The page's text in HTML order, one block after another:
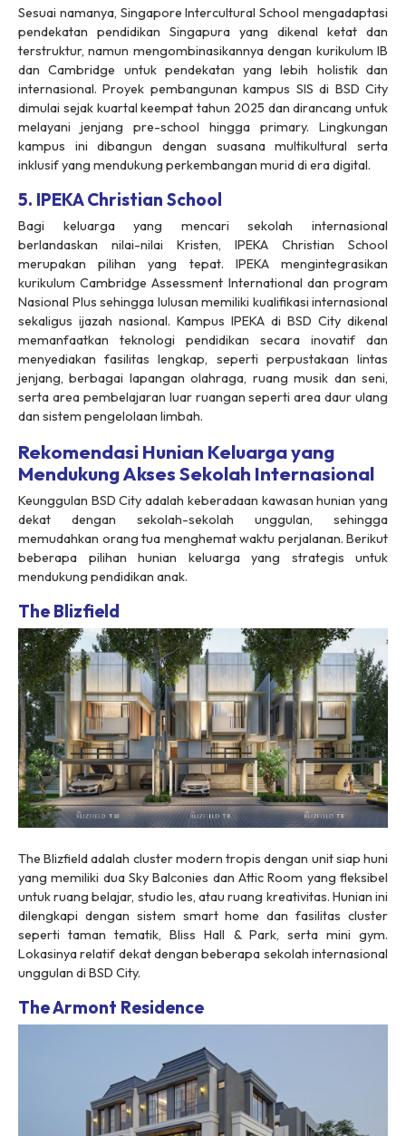
Sesuai namanya, Singapore Intercultural School mengadaptasi
pendekatan pendidikan Singapura yang dikenal ketat dan
terstruktur, namun mengombinasikannya dengan kurikulum IB
dan Cambridge untuk pendekatan yang lebih holistik dan
internasional. Proyek pembangunan kampus SIS di BSD City
dimulai sejak kuartal keempat tahun 2025 dan dirancang untuk
melayani jenjang pre-school hingga primary. Lingkungan
kampus ini dibangun dengan suasana multikultural serta
inklusif yang mendukung perkembangan murid di era digital.
5. IPEKA Christian School
Bagi keluarga yang mencari sekolah internasional
berlandaskan nilai-nilai Kristen, IPEKA Christian School
merupakan pilihan yang tepat. IPEKA mengintegrasikan
kurikulum Cambridge Assessment International dan program
Nasional Plus sehingga lulusan memiliki kualifikasi internasional
sekaligus ijazah nasional. Kampus IPEKA di BSD City dikenal
memanfaatkan teknologi pendidikan secara inovatif dan
menyediakan fasilitas lengkap, seperti perpustakaan lintas
jenjang, berbagai lapangan olahraga, ruang musik dan seni,
serta area pembelajaran luar ruangan seperti area daur ulang
dan sistem pengelolaan limbah.
Rekomendasi Hunian Keluarga yang
Mendukung Akses Sekolah Internasional
Keunggulan BSD City adalah keberadaan kawasan hunian yang
dekat dengan sekolah-sekolah unggulan, sehingga
memudahkan orang tua menghemat waktu perjalanan. Berikut
beberapa pilihan hunian keluarga yang strategis untuk
mendukung pendidikan anak.
The Blizfield
The Blizfield adalah cluster modern tropis dengan unit siap huni
yang memiliki dua Sky Balconies dan Attic Room yang fleksibel
untuk ruang belajar, studio les, atau ruang kreativitas. Hunian ini
dilengkapi dengan sistem smart home dan fasilitas cluster
seperti taman tematik, Bliss Hall & Park, serta mini gym.
Lokasinya relatif dekat dengan beberapa sekolah internasional
unggulan di BSD City.
The Armont Residence